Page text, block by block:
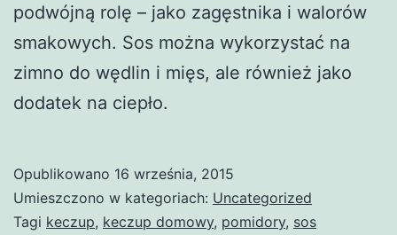
podwójną rolę – jako zagęstnika i walorów
smakowych. Sos można wykorzystać na
zimno do wędlin i mięs, ale również jako
dodatek na ciepło.
Opublikowano 16 września, 2015
Umieszczono w kategoriach: Uncategorized
Tagi keczup, keczup domowy, pomidory, sos